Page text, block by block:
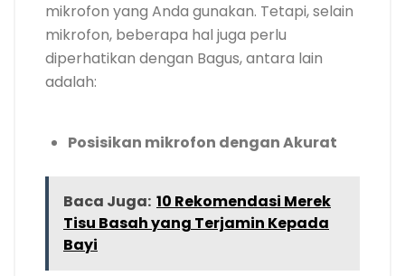
mikrofon yang Anda gunakan. Tetapi, selain
mikrofon, beberapa hal juga perlu
diperhatikan dengan Bagus, antara lain
adalah:
Posisikan mikrofon dengan Akurat
Baca Juga: 10 Rekomendasi Merek
Tisu Basah yang Terjamin Kepada
Bayi